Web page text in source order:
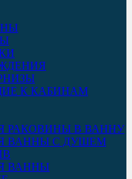
К КАБИНАМ
РАКОВИНЫ В ВАННУ
ВАННЫ С ДУШЕМ
ВАННЫ